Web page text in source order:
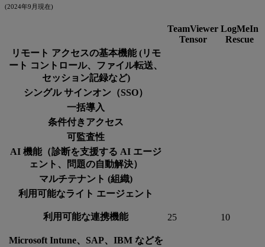
(2024年9月現在)
TeamViewer
Tensor
LogMeIn
Rescue
リモート アクセスの基本機能 (リモ
ート コントロール、ファイル転送、
セッション記録など)
シングル サインオン（SSO）
一括導入
条件付きアクセス
可監査性
AI 機能（診断を支援する AI エージ
ェント、問題の自動解決）
マルチテナント (組織)
利用可能なライト エージェント
利用可能な連携機能 25 10
Microsoft Intune、SAP、IBM などを